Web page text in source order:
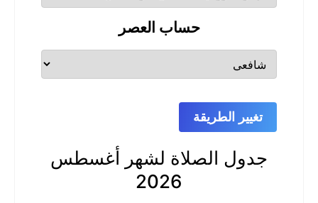
حساب العصر
تغيير الطريقة
جدول الصلاة لشهر أغسطس
2026